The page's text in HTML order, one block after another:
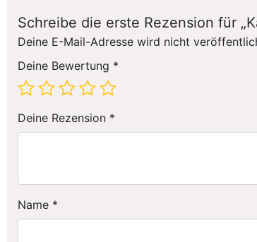
Schreibe die erste Rezension für
Deine E-Mail-Adresse wird nicht
Deine Bewertung *
Deine Rezension *
Name *